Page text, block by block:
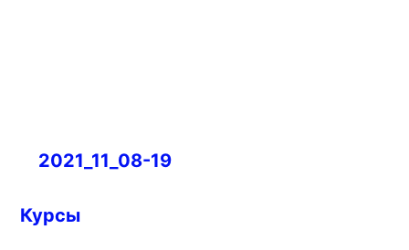
Навигация
записям
2021_11_08-19
Курсы